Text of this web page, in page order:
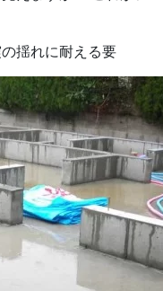
揺れに耐える要